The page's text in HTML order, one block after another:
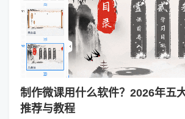
制作微课用什么软件？2026年五
推荐与教程